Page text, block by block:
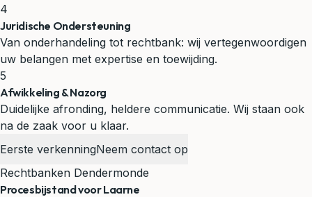
4
Juridische Ondersteuning
Van onderhandeling tot rechtbank: wij vertegenwoordigen
uw belangen met expertise en toewijding.
5
Afwikkeling & Nazorg
Duidelijke afronding, heldere communicatie. Wij staan ook
na de zaak voor u klaar.
Eerste verkenningNeem contact op
Rechtbanken Dendermonde
Procesbijstand voor Laarne